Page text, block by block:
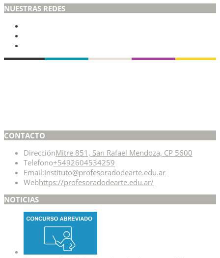
NUESTRAS REDES
CONTACTO
DirecciónMitre 851, San Rafael Mendoza, CP 5600
Telefono+5492604534259
Email:Instituto@profesoradodearte.edu.ar
Webhttps://profesoradodearte.edu.ar/
NOTICIAS